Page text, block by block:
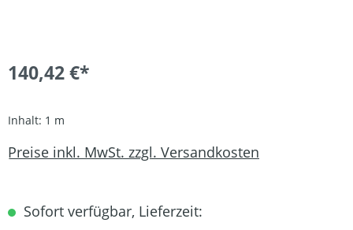
140,42 €*
Inhalt: 1 m
Preise inkl. MwSt. zzgl. Versandkosten
Sofort verfügbar, Lieferzeit: